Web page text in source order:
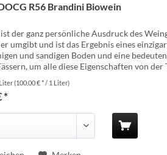
R56 Brandini Biowein
der ganz persönliche Ausdruck des
umgibt und ist das Ergebnis eines
und sandigen Boden und eine
um alle diese Eigenschaften von der
(100,00 € * / 1 Liter)
*